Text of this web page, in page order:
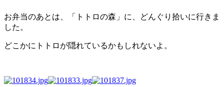
お弁当のあとは、「トトロの森」に、どんぐり拾いに行きま
した。
どこかにトトロが隠れているかもしれないよ。